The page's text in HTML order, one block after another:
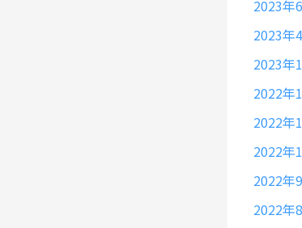
2023年
2023年
2023年
2022年
2022年
2022年
2022年
2022年